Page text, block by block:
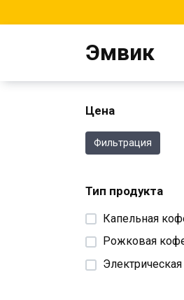
к
Эмвик
Цена
Фильтрация
Тип продукта
Капельная
Рожковая